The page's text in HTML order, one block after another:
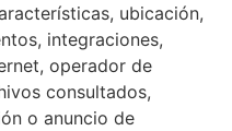
ubicación,
integraciones,
operador de
consultados,
o anuncio de